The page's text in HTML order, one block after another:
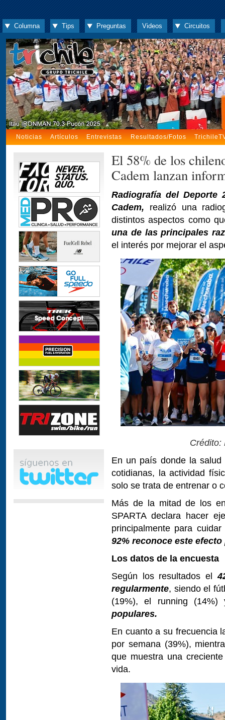
Columna Tips Preguntas Videos Circuitos
Noticias Artículos Entrevistas Resultados/Fotos
El 58% de los
Cadem lanzan
Radiografía del Deporte
Cadem, realizó una
distintos aspectos como
una de las principales
el interés por mejorar el
Crédito:
En un país donde la
cotidianas, la actividad
solo se trata de entrenar o
Más de la mitad de los
SPARTA declara hacer
principalmente para
92% reconoce este
Los datos de la encuesta
Según los resultados el
regularmente, siendo el
(19%), el running
populares.
En cuanto a su frecuencia
por semana (39%),
que muestra una
vida.